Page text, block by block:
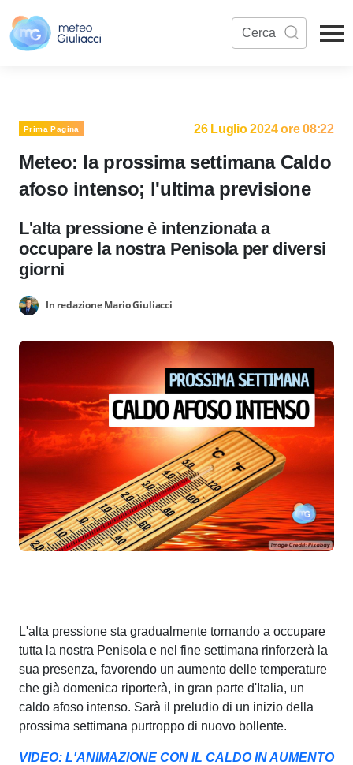
Prima Pagina 26 Luglio 2024 ore 08:22
Meteo: la prossima settimana Caldo
afoso intenso; l'ultima previsione
L'alta pressione è intenzionata a
occupare la nostra Penisola per diversi
giorni
In redazione Mario Giuliacci
L'alta pressione sta gradualmente tornando a occupare
tutta la nostra Penisola e nel fine settimana rinforzerà la
sua presenza, favorendo un aumento delle temperature
che già domenica riporterà, in gran parte d'Italia, un
caldo afoso intenso. Sarà il preludio di un inizio della
prossima settimana purtroppo di nuovo bollente.
VIDEO: L'ANIMAZIONE CON IL CALDO IN AUMENTO